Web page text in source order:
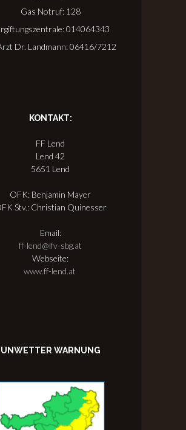
Gas Notruf: 128
014064343
Dr. Landmann: 06416/7212
KONTAKT:
FF Lend
Lend 42
5651 Lend
OFK: Benjamin Mayer
Stv.: Christian Quinesser
Email:
ff-lend@lfv-sbg.at
Webseite:
www.ff-lend.at
UNWETTER WARNUNG